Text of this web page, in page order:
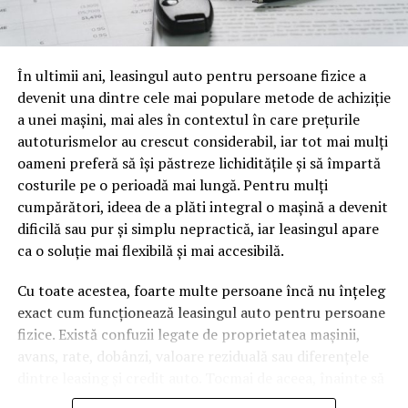
o mină de informație, plină de întrebări pe care și le pun
oamenii cu adevărat. Dacă transcrierea ajunge pe o
cuvinte tematice, scrise exact în limbajul în care se
caută.
Apoi vine partea de comportament. O pagină pe care
vizitatorii stau zece, cincisprezece minute ca să
urmărească replay-ul trimite un semnal greu de ignorat.
Google nu îți măsoară direct satisfacția, însă timpul
petrecut, scrollul și revenirile spun ceva despre cât de
util e materialul.
Și mai e ceva ce se uită ușor. Un webinar reușit atrage
linkuri aproape de la sine. Cineva îl menționează într-un
newsletter, altcineva îl citează într-un articol, un
partener îl trimite în comunitatea lui. Fiecare astfel de
tău, iar autoritatea e moneda forte în SEO.
În ultimii ani, leasingul auto pentru persoane fizice a
devenit una dintre cele mai populare metode de achiziție
a unei mașini, mai ales în contextul în care prețurile
autoturismelor au crescut considerabil, iar tot mai mulți
oameni preferă să își păstreze lichiditățile și să împartă
costurile pe o perioadă mai lungă. Pentru mulți
cumpărători, ideea de a plăti integral o mașină a devenit
dificilă sau pur și simplu nepractică, iar leasingul apare
ca o soluție mai flexibilă și mai accesibilă.
Cu toate acestea, foarte multe persoane încă nu înțeleg
exact cum funcționează leasingul auto pentru persoane
fizice. Există confuzii legate de proprietatea mașinii,
avans, rate, dobânzi, valoare reziduală sau diferențele
semnezi orice contract, este important să înțelegi clar